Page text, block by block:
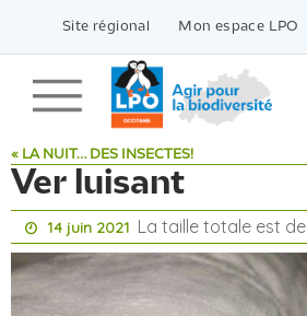
contenu
Site régional Mon espace LPO
« LA NUIT… DES INSECTES!
Ver luisant
14 juin 2021 La taille totale est de